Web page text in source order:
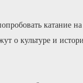
катание
о культуре и